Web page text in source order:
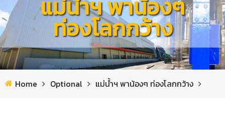
เกี่ยวกับเรา
ข้อมูลบริษัท
มาตรฐานระบบและการรับรองคุณภาพ
นโยบายบริษัท
สินค้าแม่น้ำ
สแตนเลส เวดจ์ เกรตติ้ง | ฟลอร์เดรนระบายน้ำ
เส้นสเตนเลสตกแต่ง งานสถาปัตยกรรม
คำถาม – คำตอบ
ห้องสมุดความรู้สแตนเลส
ข่าวสาร/กิจกรรม
แม่น้ำฯ พาน้องๆ
ท่องโลกกว้าง
Home Optional แม่น้ำฯ พาน้องๆ ท่องโลกกว้าง